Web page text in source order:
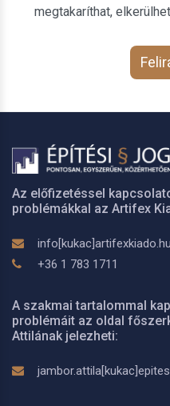
megtakaríthat,
Az előfizetéssel
problémákkal az Artifex
info[kukac]artifexkiado.hu
+36 1 783 1711
A szakmai tartalommal
problémáit az oldal
Attilának jelezheti: